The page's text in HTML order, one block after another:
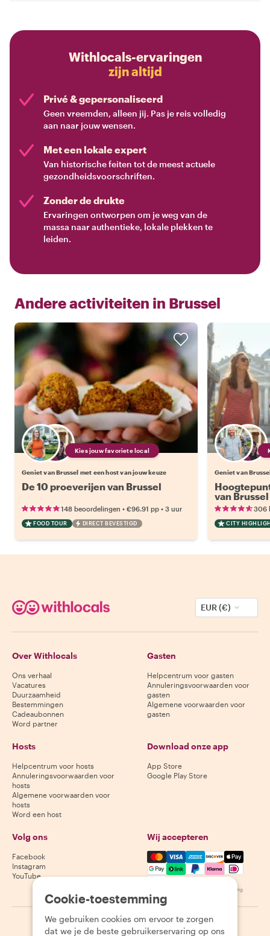
Withlocals-ervaringen
zijn altijd
Privé & gepersonaliseerd
Geen vreemden, alleen jij. Pas je reis volledig
aan naar jouw wensen.
Met een lokale expert
Van historische feiten tot de meest actuele
gezondheidsvoorschriften.
Zonder de drukte
Ervaringen ontworpen om je weg van de
massa naar authentieke, lokale plekken te
leiden.
Andere activiteiten in Brussel
Kies jouw favoriete local
Geniet van Brussel met een host van jouw keuze
De 10 proeverijen van Brussel
148 beoordelingen • €96.91 pp • 3 uur
FOOD TOUR DIRECT BEVESTIGD
Geniet van
van Brussel
306
CITY
EUR (€)
Over Withlocals
Ons verhaal
Vacatures
Duurzaamheid
Bestemmingen
Cadeaubonnen
Word partner
Gasten
Helpcentrum voor gasten
Annuleringsvoorwaarden voor
gasten
Algemene voorwaarden voor
gasten
Hosts
Helpcentrum voor hosts
Annuleringsvoorwaarden voor
hosts
Algemene voorwaarden voor
hosts
Word een host
Download onze app
App Store
Google Play Store
Volg ons
Facebook
Instagram
YouTube
Wij accepteren
Mastercard, Visa, Amex,
Beschikbaarheid varieert per bestemming
2026 Withlocals.com Privacybeleid Cookies
Cookie-toestemming
We gebruiken cookies om ervoor te zorgen
dat we je de beste gebruikerservaring op ons